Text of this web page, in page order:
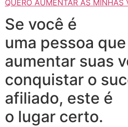
QUERO AUMENTAR AS MINHAS
Se você é
uma pessoa
aumentar suas
conquistar o
afiliado, este é
o lugar certo.